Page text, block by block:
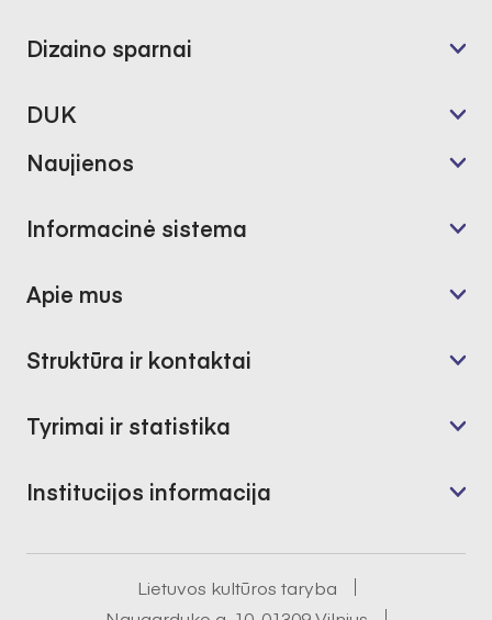
Dizaino sparnai
DUK
Naujienos
Informacinė sistema
Apie mus
Struktūra ir kontaktai
Tyrimai ir statistika
Institucijos informacija
Lietuvos kultūros taryba